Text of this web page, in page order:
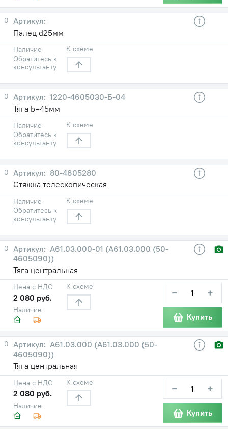
0
Палец d25мм
Наличие
Обратитесь к
консультанту
К схеме
0
1220-4605030-Б-04
Тяга b=45мм
Наличие
Обратитесь к
консультанту
К схеме
0
80-4605280
Стяжка телескопическая
Наличие
Обратитесь к
консультанту
К схеме
0
А61.03.000-01 (А61.03.000 (50-
4605090))
Тяга центральная
Наличие
Цена с НДС
2 080 руб.
К схеме − +
Купить
0
А61.03.000 (А61.03.000 (50-
4605090))
Тяга центральная
Наличие
Цена с НДС
2 080 руб.
К схеме − +
Купить